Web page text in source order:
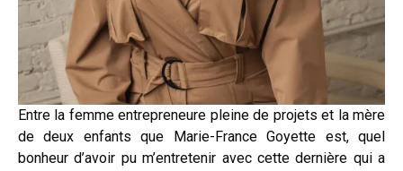
Entre la femme entrepreneure pleine de projets et la mère
de deux enfants que Marie-France Goyette est, quel
bonheur d’avoir pu m’entretenir avec cette dernière qui a